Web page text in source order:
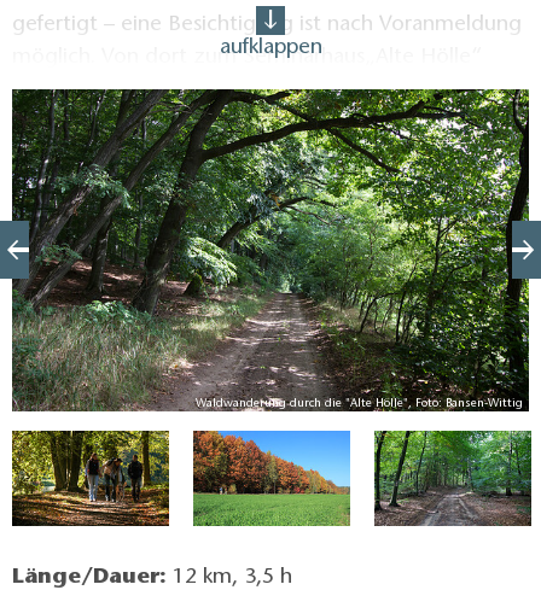
gefertigt – eine Besichtigung ist nach Voranmeldung
möglich. Von dort zum Seminarhaus„Alte Hölle“
geht es durch einen eindrucksvollen Hohlweg, eine
stark reliefierte Landschaft und schöne
Buchenwälder. Am Seminarhaus begrüßt eine
Wildschweinfamilie die Gäste (keine Angst – sie sind
im Gatter!).
aufklappen
Waldwanderung durch die "Alte Hölle", Foto: Bansen-Wittig
Länge/Dauer: 12 km, 3,5 h